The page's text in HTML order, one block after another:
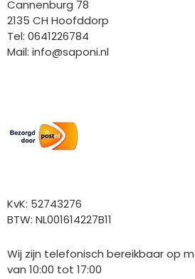
Cannenburg 78
2135 CH Hoofddorp
Tel: 0641226784
Mail: info@saponi.nl
KvK: 52743276
BTW: NL001614227B11
Wij zijn telefonisch bereikbaar op
van 10:00 tot 17:00